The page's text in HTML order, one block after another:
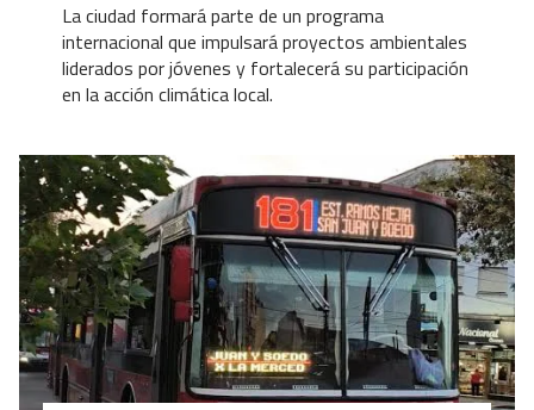
La ciudad formará parte de un programa
internacional que impulsará proyectos ambientales
liderados por jóvenes y fortalecerá su participación
en la acción climática local.